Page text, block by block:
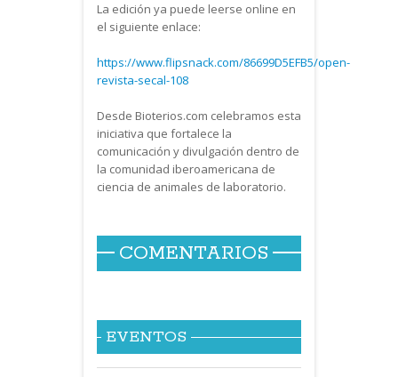
La edición ya puede leerse online en
el siguiente enlace:
https://www.flipsnack.com/86699D5EFB5/open-
revista-secal-108
Desde Bioterios.com celebramos esta
iniciativa que fortalece la
comunicación y divulgación dentro de
la comunidad iberoamericana de
ciencia de animales de laboratorio.
COMENTARIOS
EVENTOS